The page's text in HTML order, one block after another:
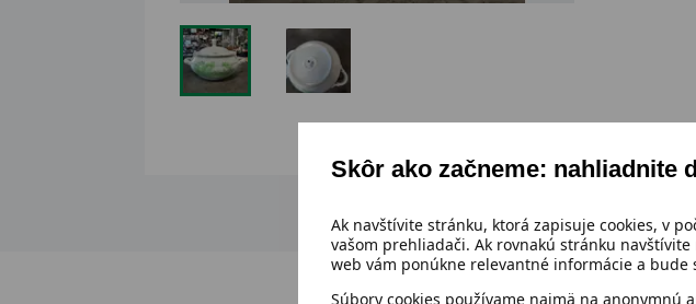
Skôr ako začneme: nahliadnite
Ak navštívite stránku, ktorá zapisuje cookies, v
vašom prehliadači. Ak rovnakú stránku
web vám ponúkne relevantné informácie a bude
Súbory cookies používame najmä na anonymnú